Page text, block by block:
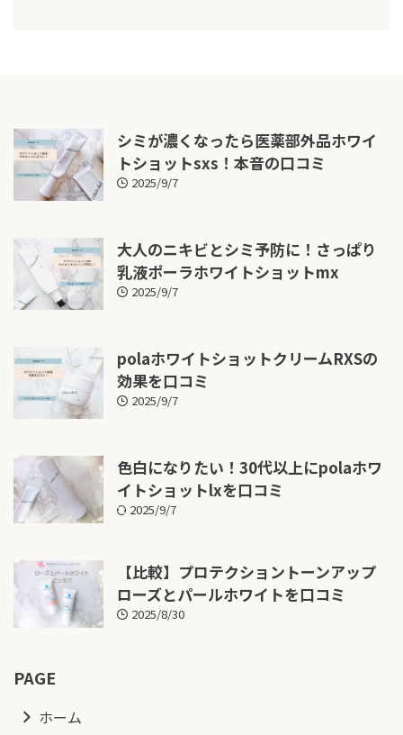
シミが濃くなったら医薬部外品ホワイ
トショットsxs！本音の口コミ
2025/9/7
大人のニキビとシミ予防に！さっぱり
乳液ポーラホワイトショットmx
2025/9/7
polaホワイトショットクリームRXSの
効果を口コミ
2025/9/7
色白になりたい！30代以上にpolaホワ
イトショットlxを口コミ
2025/9/7
【比較】プロテクショントーンアップ
ローズとパールホワイトを口コミ
2025/8/30
PAGE
ホーム